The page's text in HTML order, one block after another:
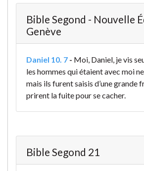
Bible Segond - Nouvelle
Genève
Daniel 10. 7 - Moi, Daniel, je vis
les hommes qui étaient avec moi
mais ils furent saisis d’une grande
prirent la fuite pour se cacher.
Bible Segond 21